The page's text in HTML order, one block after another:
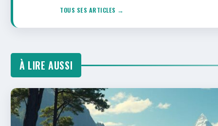
TOUS SES ARTICLES →
À LIRE AUSSI